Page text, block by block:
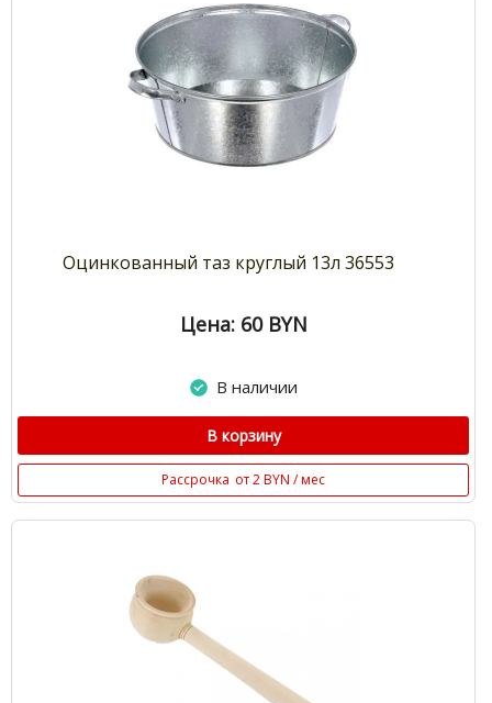
Оцинкованный таз круглый 13л 36553
Цена: 60 BYN
В наличии
В корзину
Рассрочка от 2 BYN / мес